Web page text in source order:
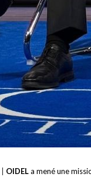
OIDELa mené une